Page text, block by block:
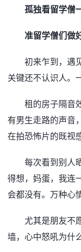
孤独看留学僧
准留学僧们做
初来乍到，遇见
关键还不认识人。
租的房子隔音效
有男生走路的声音
在拍恐怖片的既视
每次看到别人晒
得想，妈蛋，我连
会都没有。万种心
尤其是朋友不愿
墙，心中怒吼为什